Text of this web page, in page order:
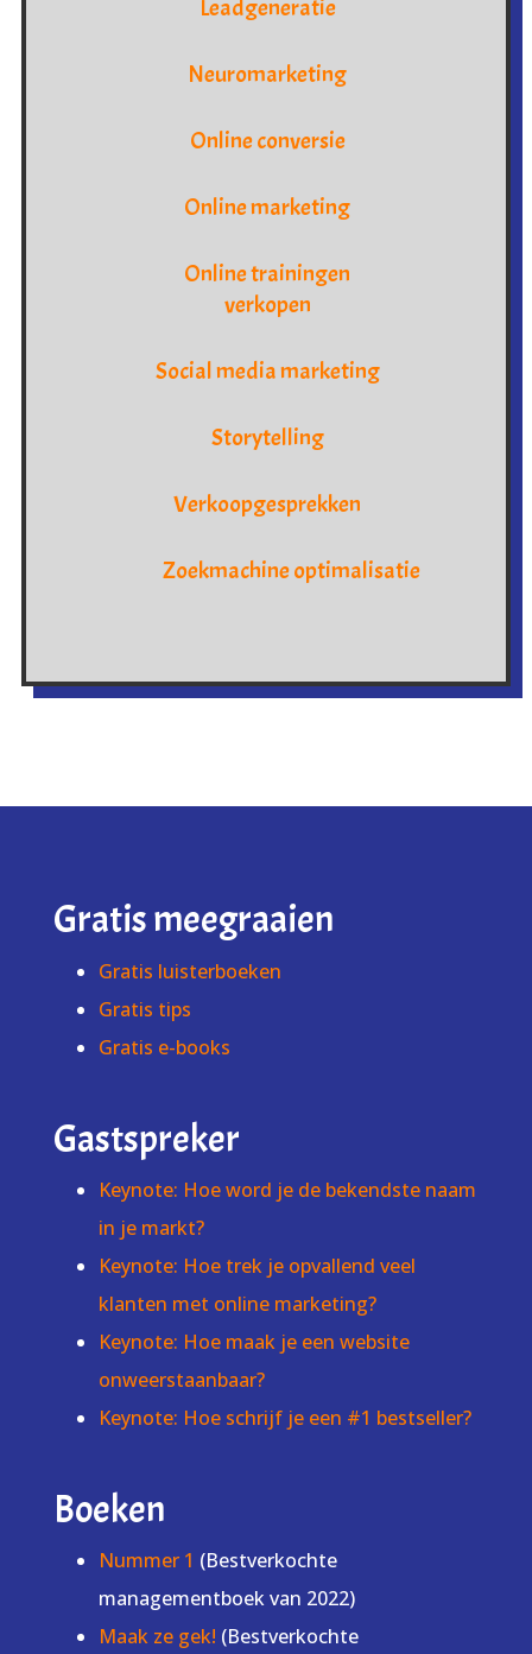
Leadgeneratie
Neuromarketing
Online conversie
Online marketing
Online trainingen
verkopen
Social media marketing
Storytelling
Verkoopgesprekken
Zoekmachine optimalisatie
Gratis meegraaien
Gratis luisterboeken
Gratis tips
Gratis e-books
Gastspreker
Keynote: Hoe word je de bekendste naam
in je markt?
Keynote: Hoe trek je opvallend veel
klanten met online marketing?
Keynote: Hoe maak je een website
onweerstaanbaar?
Keynote: Hoe schrijf je een #1 bestseller?
Boeken
Nummer 1 (Bestverkochte
managementboek van 2022)
Maak ze gek! (Bestverkochte